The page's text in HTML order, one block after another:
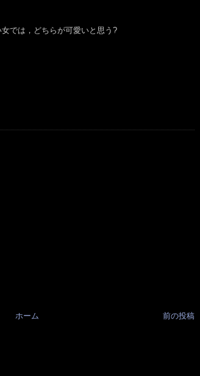
では，どちらが可愛いと思う?
前の投稿
ホーム